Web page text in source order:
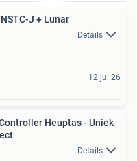
J + Lunar
Details
12 jul 26
Heuptas - Uniek
Details